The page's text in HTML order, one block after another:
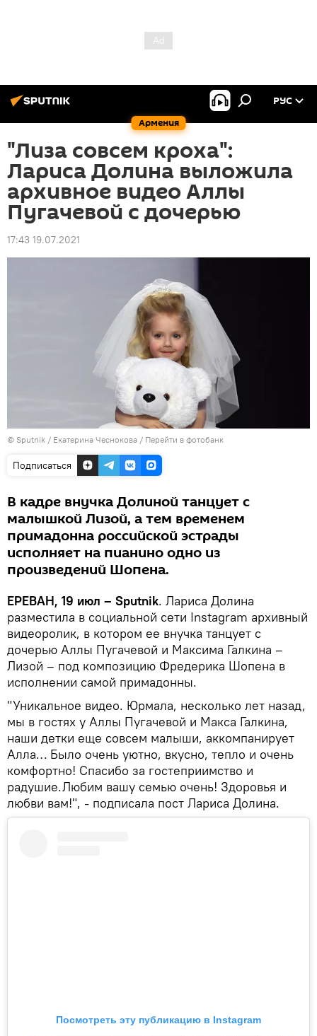
Армения
РУС
"Лиза совсем кроха":
Лариса Долина выложила
архивное видео Аллы
Пугачевой с дочерью
17:43 19.07.2021
© Sputnik / Екатерина Чеснокова / Перейти в фотобанк
Подписаться
В кадре внучка Долиной танцует с
малышкой Лизой, а тем временем
примадонна российской эстрады
исполняет на пианино одно из
произведений Шопена.
ЕРЕВАН, 19 июл – Sputnik. Лариса Долина
разместила в социальной сети Instagram архивный
видеоролик, в котором ее внучка танцует с
дочерью Аллы Пугачевой и Максима Галкина –
Лизой – под композицию Фредерика Шопена в
исполнении самой примадонны.
"Уникальное видео. Юрмала, несколько лет назад,
мы в гостях у Аллы Пугачевой и Макса Галкина,
наши детки еще совсем малыши, аккомпанирует
Алла… Было очень уютно, вкусно, тепло и очень
комфортно! Спасибо за гостеприимство и
радушие.Любим вашу семью очень! Здоровья и
любви вам!", - подписала пост Лариса Долина.
Посмотреть эту публикацию в Instagram